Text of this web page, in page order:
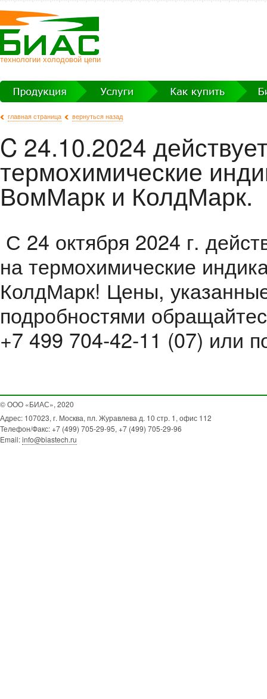
технологии холодовой цепи
главная страница вернуться назад
C 24.10.2024
термохимические
ВомМарк и КолдМарк.
С 24 октября 2024 г.
на термохимические
КолдМарк! Цены,
подробностями
+7 499 704-42-11 (07) или
© ООО «БИАС», 2020
Адрес: 107023, г. Москва, пл. Журавлева д. 10 стр. 1, офис 112
Телефон/Факс: +7 (499) 705-29-95, +7 (499) 705-29-96
Email:info@biastech.ru